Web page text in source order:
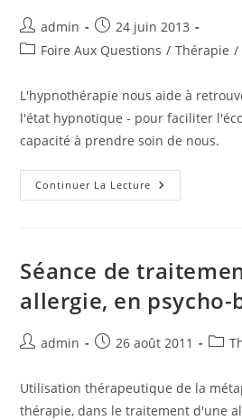
Auteur/autrice
de
admin
Publication
publiée :
24 juin 2013
PostFoire Aux Questions / Thérapie /
L'hypnothérapie nous aide à
l'état hypnotique - pour faciliter
capacité à prendre soin de nous.
Continuer La Lecture
Pour
Séance de
allergie, en
Auteur/autrice
la
publication :
admin
Publication
26 août 2011
Post
Utilisation thérapeutique de la
thérapie, dans le traitement d'une